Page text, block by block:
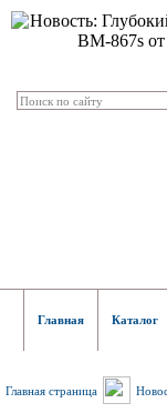
Главная Каталог
Главная страница